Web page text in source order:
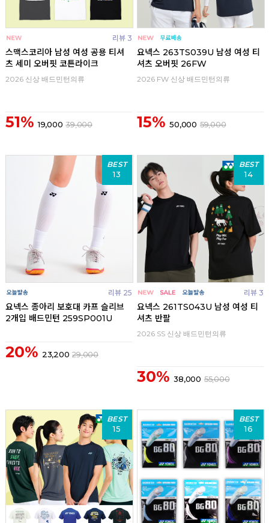
리뷰 3
스맥스코리아 남성 여성 공용 티셔
츠 세미 오버핏 코튼라이크
2026 신상 배드민턴의류
51% 19,000 39,000
요넥스 263TS039U 남성 여성 티
셔츠 오버핏 26FW
2026 FW 신상 배드민턴의류
15% 50,000 59,000
BEST
13
리뷰 25
요넥스 종아리 보호대 카프 슬리브
2개입 배드민턴 259SP001U
20% 23,200 29,000
BEST
14
리뷰 3
요넥스 261TS043U 남성 여성 티
셔츠 반팔
2026 SS 신상 배드민턴의류
30% 38,000 55,000
BEST
15
BEST
16